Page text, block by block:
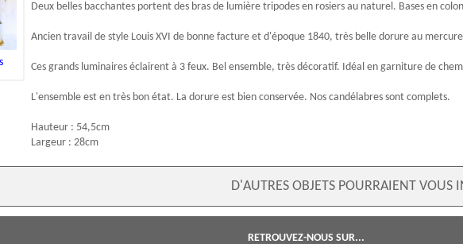
Deux belles bacchantes portent des bras de lumière tripodes en rosiers au naturel. Bases en
Ancien travail de style Louis XVI de bonne facture et d'époque 1840, très belle dorure au mercure
Ces grands luminaires éclairent à 3 feux. Bel ensemble, très décoratif. Idéal en garniture de
L'ensemble est en très bon état. La dorure est bien conservée. Nos candélabres sont complets.
Hauteur : 54,5cm
Largeur : 28cm
D'AUTRES OBJETS POURRAIENT VOUS
RETROUVEZ-NOUS SUR...